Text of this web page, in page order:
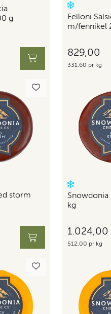
g
Felloni
m/fennikel
829,00
331,60 pr kg
storm
Snowdonia
kg
1.024,00
512,00 pr kg